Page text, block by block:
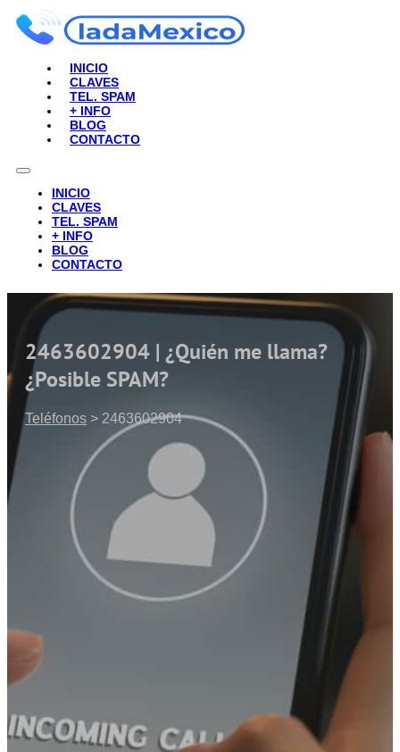
INICIO
CLAVES
TEL. SPAM
+ INFO
BLOG
CONTACTO
INICIO
CLAVES
TEL. SPAM
+ INFO
BLOG
CONTACTO
2463602904 | ¿Quién me llama?
¿Posible SPAM?
Teléfonos > 2463602904